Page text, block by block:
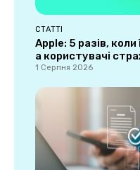
СТАТТІ
Apple: 5 разів,
а користувачі
1 Серпня 2026